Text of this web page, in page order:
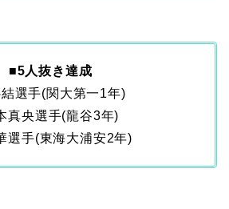
■5人抜き達成
結選手(関大第一1年)
真央選手(龍谷3年)
選手(東海大浦安2年)